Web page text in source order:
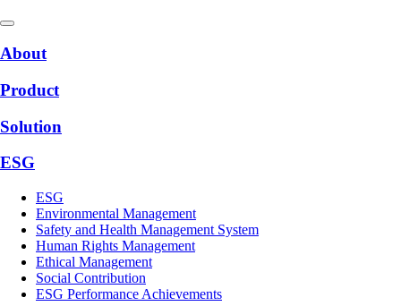
About
Product
Solution
ESG
ESG
Environmental Management
Safety and Health Management System
Human Rights Management
Ethical Management
Social Contribution
ESG Performance Achievements